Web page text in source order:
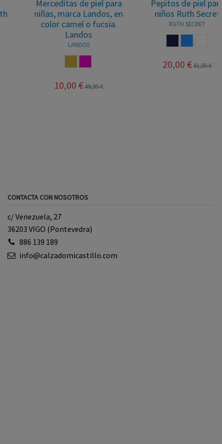
Merceditas de piel para
niñas, marca Landos, en
color camel o fucsia.
10,00 €49,95 €
Pepitos de piel para
niños Ruth Secret
RUTH SECRET
20,00 €41,95 €
CONTACTA CON NOSOTROS
c/ Venezuela, 27
36203 VIGO (Pontevedra)
886 139 189
info@calzadomicastillo.com